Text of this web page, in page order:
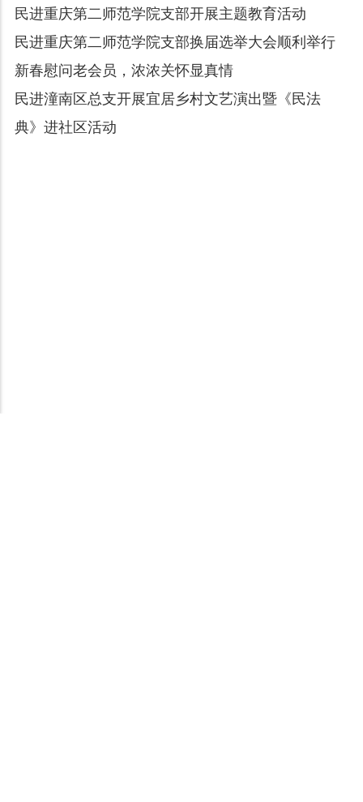
民进重庆第二师范学院支部开展主题教育活动
民进重庆第二师范学院支部换届选举大会顺利举行
新春慰问老会员，浓浓关怀显真情
民进潼南区总支开展宜居乡村文艺演出暨《民法
典》进社区活动